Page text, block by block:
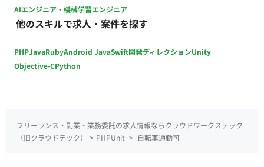
AIエンジニア・機械学習エンジニア
他のスキルで求人・案件を探す
PHPJavaRubyAndroid JavaSwift開発ディレクションUnity
Objective-CPython
フリーランス・副業・業務委託の求人情報ならクラウドワークステック
（旧クラウドテック）
> PHPUnit > 自転車通勤可